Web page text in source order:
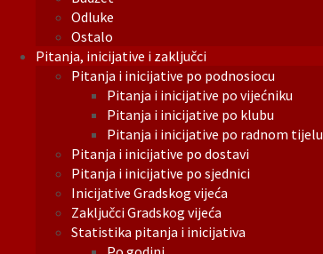
Odluke
Ostalo
Pitanja, inicijative i zaključci
Pitanja i inicijative po podnosiocu
Pitanja i inicijative po vijećniku
Pitanja i inicijative po klubu
Pitanja i inicijative po radnom tijelu
Pitanja i inicijative po dostavi
Pitanja i inicijative po sjednici
Inicijative Gradskog vijeća
Zaključci Gradskog vijeća
Statistika pitanja i inicijativa